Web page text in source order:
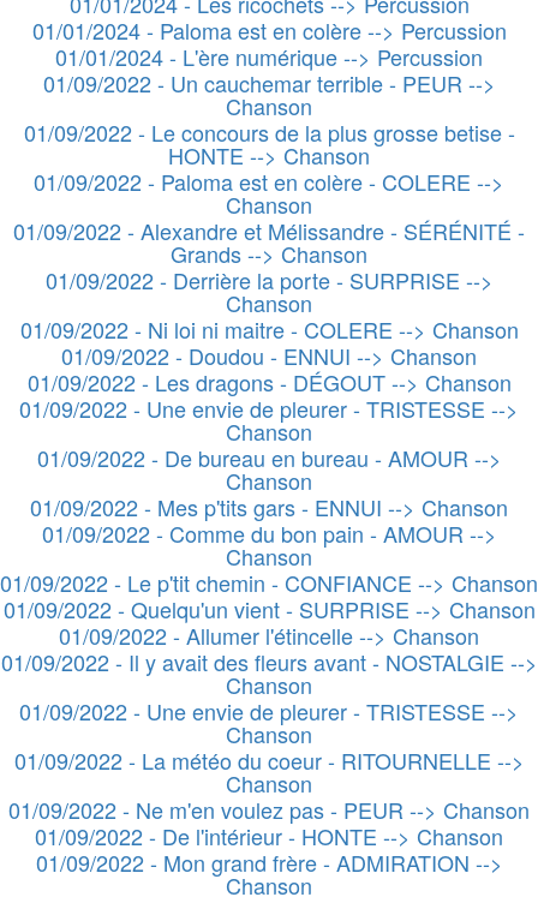
01/01/2024 - Paloma est en colère --> Percussion
01/01/2024 - L'ère numérique --> Percussion
01/09/2022 - Un cauchemar terrible - PEUR -->
Chanson
01/09/2022 - Le concours de la plus grosse betise -
HONTE --> Chanson
01/09/2022 - Paloma est en colère - COLERE -->
Chanson
01/09/2022 - Alexandre et Mélissandre - SÉRÉNITÉ -
Grands --> Chanson
01/09/2022 - Derrière la porte - SURPRISE -->
Chanson
01/09/2022 - Ni loi ni maitre - COLERE --> Chanson
01/09/2022 - Doudou - ENNUI --> Chanson
01/09/2022 - Les dragons - DÉGOUT --> Chanson
01/09/2022 - Une envie de pleurer - TRISTESSE -->
Chanson
01/09/2022 - De bureau en bureau - AMOUR -->
Chanson
01/09/2022 - Mes p'tits gars - ENNUI --> Chanson
01/09/2022 - Comme du bon pain - AMOUR -->
Chanson
01/09/2022 - Le p'tit chemin - CONFIANCE --> Chanson
01/09/2022 - Quelqu'un vient - SURPRISE --> Chanson
01/09/2022 - Allumer l'étincelle --> Chanson
01/09/2022 - Il y avait des fleurs avant - NOSTALGIE -->
Chanson
01/09/2022 - Une envie de pleurer - TRISTESSE -->
Chanson
01/09/2022 - La météo du coeur - RITOURNELLE -->
Chanson
01/09/2022 - Ne m'en voulez pas - PEUR --> Chanson
01/09/2022 - De l'intérieur - HONTE --> Chanson
01/09/2022 - Mon grand frère - ADMIRATION -->
Chanson